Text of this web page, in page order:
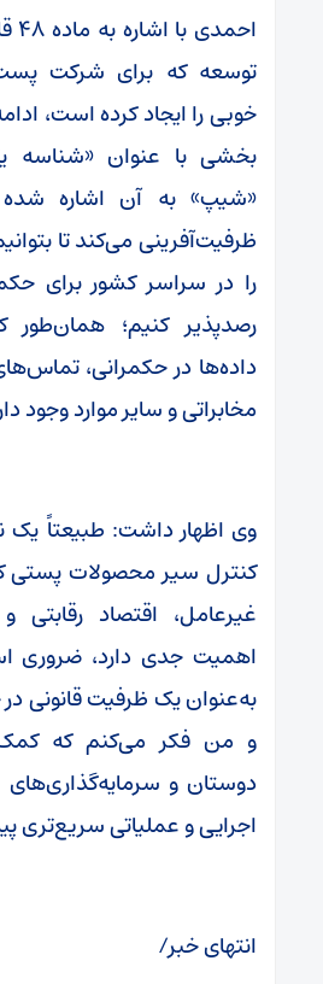
توسعه که برای شرکت
خوبی را ایجاد کرده است،
بخشی با عنوان «شناسه‌
«شیپ» به آن اشاره
ظرفیت‌آفرینی می‌کند تا
را در سراسر کشور برای
رصدپذیر کنیم؛ همان‌طور
داده‌ها در حکمرانی،
مخابراتی و سایر موارد وجود
وی اظهار داشت: طبیعتاً یک
کنترل سیر محصولات پستی
غیرعامل، اقتصاد
اهمیت جدی دارد، ضروری
به‌عنوان یک ظرفیت قانونی
و من فکر می‌کنم که کمک
دوستان و
اجرایی و عملیاتی سریع‌تری
انتهای خبر/